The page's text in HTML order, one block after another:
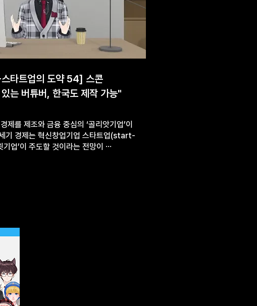
타트업의 도약 54] 스콘
는 버튜버, 한국도 제작 가능"
제를 제조와 금융 중심의 ‘골리앗기업’이
기 경제는 혁신창업기업 스타트업(start-
기업’이 주도할 것이라는 전망이 ⋯